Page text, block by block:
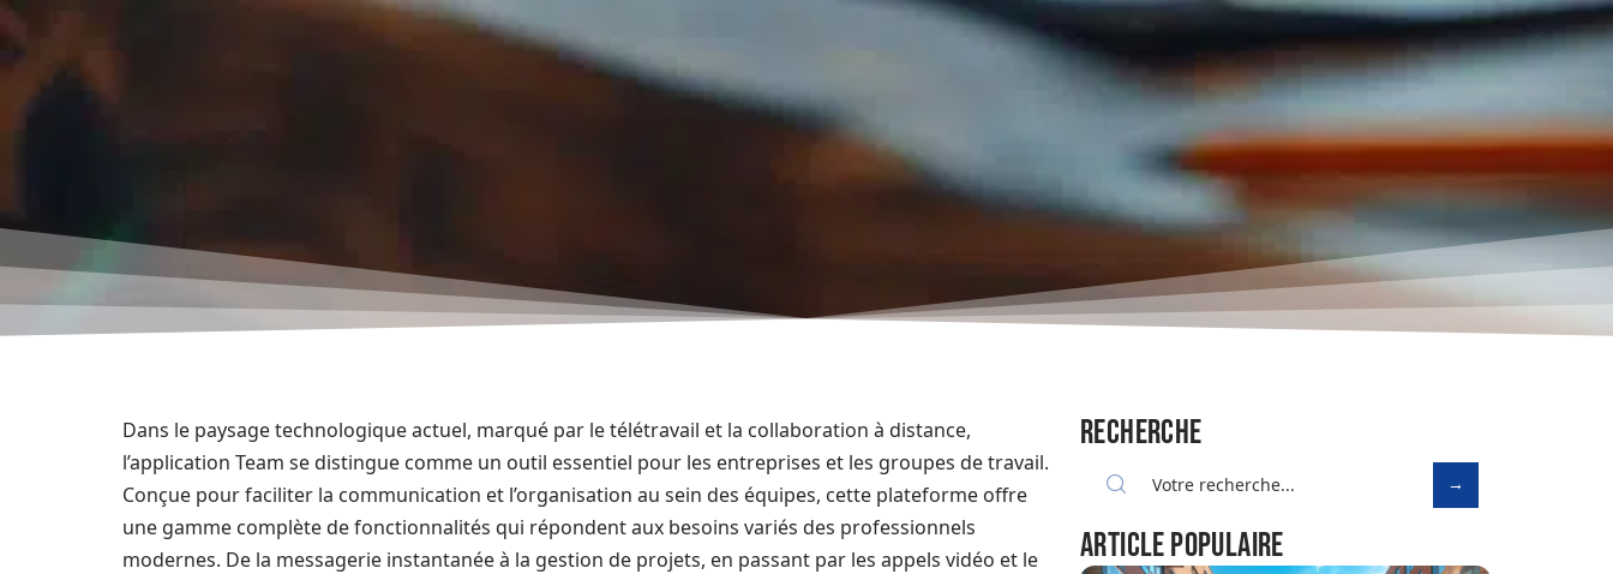
Dans le paysage technologique actuel, marqué par le télétravail et la collaboration à distance,
l’application Team se distingue comme un outil essentiel pour les entreprises et les groupes de travail.
Conçue pour faciliter la communication et l’organisation au sein des équipes, cette plateforme offre
une gamme complète de fonctionnalités qui répondent aux besoins variés des professionnels
modernes. De la messagerie instantanée à la gestion de projets, en passant par les appels vidéo et le
Recherche
Article populaire